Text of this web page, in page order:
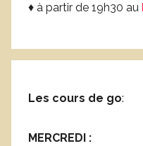
♦ à partir de 19h30 au
Les cours de go:
MERCREDI :